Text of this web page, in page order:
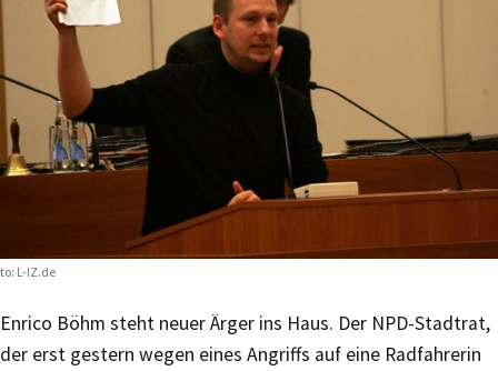
L-IZ.de
Enrico Böhm steht neuer Ärger ins Haus. Der NPD-Stadtrat,
der erst gestern wegen eines Angriffs auf eine Radfahrerin